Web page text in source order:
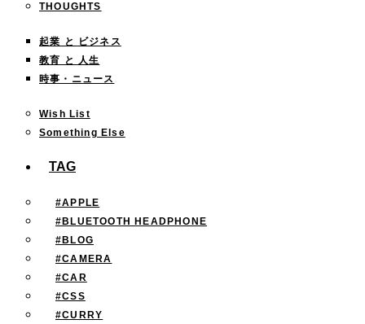
THOUGHTS
起業 と ビジネス
教育 と 人生
時事・ニュース
Wish List
Something Else
TAG
#APPLE
#BLUETOOTH HEADPHONE
#BLOG
#CAMERA
#CAR
#CSS
#CURRY